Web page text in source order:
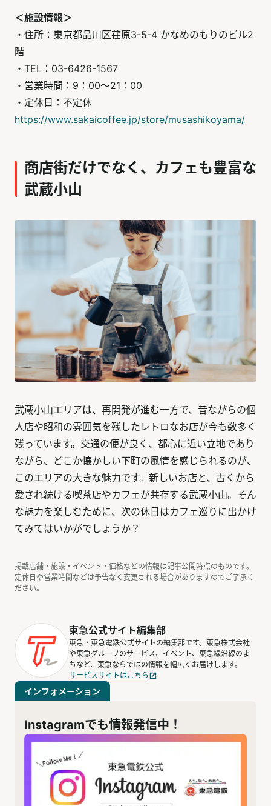
＜施設情報＞
・住所：東京都品川区荏原3-5-4 かなめのもりのビル2
階
・TEL：03-6426-1567
・営業時間：9：00～21：00
・定休日：不定休
https://www.sakaicoffee.jp/store/musashikoyama/
商店街だけでなく、カフェも豊富な
武蔵小山
武蔵小山エリアは、再開発が進む一方で、昔ながらの個
人店や昭和の雰囲気を残したレトロなお店が今も数多く
残っています。交通の便が良く、都心に近い立地であり
ながら、どこか懐かしい下町の風情を感じられるのが、
このエリアの大きな魅力です。新しいお店と、古くから
愛され続ける喫茶店やカフェが共存する武蔵小山。そん
な魅力を楽しむために、次の休日はカフェ巡りに出かけ
てみてはいかがでしょうか？
掲載店舗・施設・イベント・価格などの情報は記事公開時点のものです。
定休日や営業時間などは予告なく変更される場合がありますのでご了承く
ださい。
東急公式サイト編集部
東急・東急電鉄公式サイトの編集部です。東急株式会社
や東急グループのサービス、イベント、東急線沿線のま
ちなど、東急ならではの情報を幅広くお届けします。
サービスサイトはこちら
インフォメーション
Instagramでも情報発信中！